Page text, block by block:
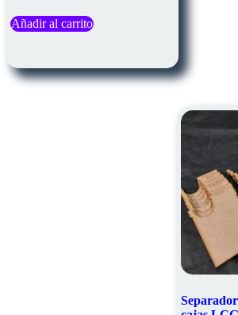
Añadir al carrito